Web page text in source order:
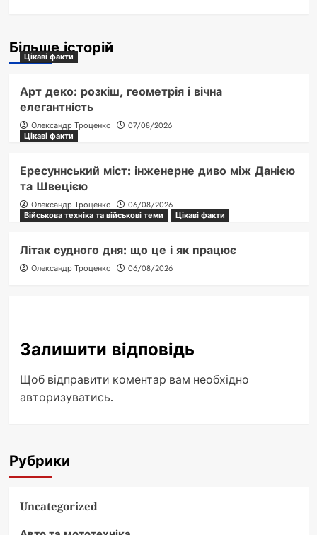
Більше історій
Цікаві факти
Арт деко: розкіш, геометрія і вічна
елегантність
Олександр Троценко
07/08/2026
Цікаві факти
Ересуннський міст: інженерне диво між Данією
та Швецією
Олександр Троценко
06/08/2026
Військова техніка та військові теми
Цікаві факти
Літак судного дня: що це і як працює
Олександр Троценко 06/08/2026
Залишити відповідь
Щоб відправити коментар вам необхідно
авторизуватись.
Рубрики
Uncategorized